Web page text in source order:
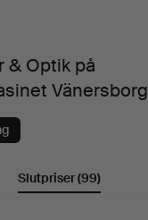
& Optik på
Vänersborg
Slutpriser(99)